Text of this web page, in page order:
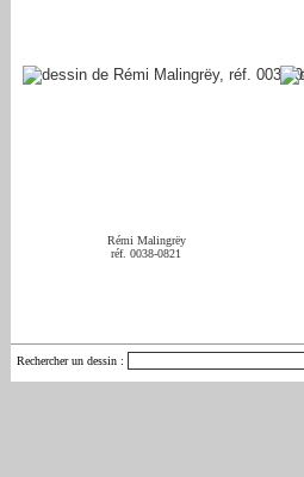
Rémi Malingrëy
réf. 0038-0821
Rechercher un dessin :